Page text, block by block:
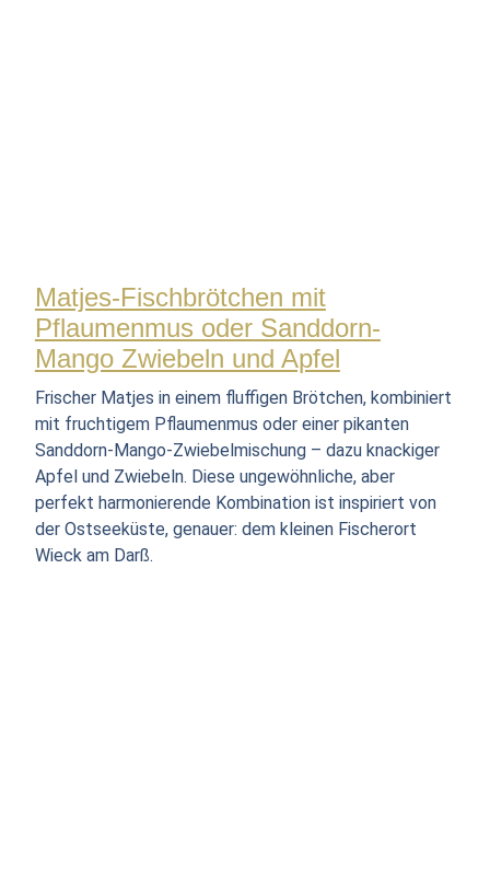
Matjes-Fischbrötchen mit
Pflaumenmus oder Sanddorn-
Mango Zwiebeln und Apfel
Frischer Matjes in einem fluffigen Brötchen, kombiniert
mit fruchtigem Pflaumenmus oder einer pikanten
Sanddorn-Mango-Zwiebelmischung – dazu knackiger
Apfel und Zwiebeln. Diese ungewöhnliche, aber
perfekt harmonierende Kombination ist inspiriert von
der Ostseeküste, genauer: dem kleinen Fischerort
Wieck am Darß.